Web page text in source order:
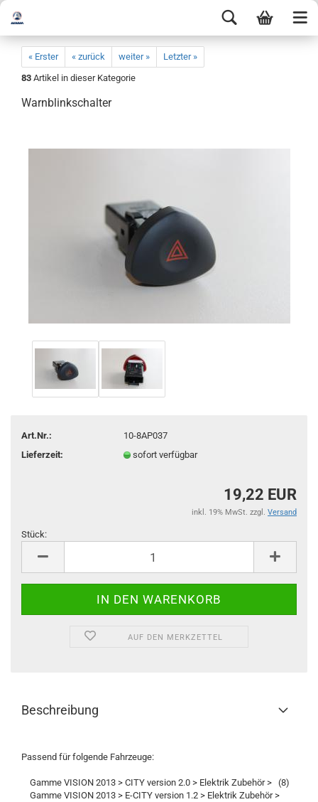
« Erster « zurück weiter »
Letzter »
83 Artikel in dieser Kategorie
Warnblinkschalter
Art.Nr.:
10-8AP037
Lieferzeit:
sofort verfügbar
19,22 EUR
inkl. 19% MwSt. zzgl. Versand
Stück:
AUF DEN MERKZETTEL
Beschreibung
Passend für folgende Fahrzeuge:
Gamme VISION 2013 > CITY version 2.0 > Elektrik Zubehör > (8)
Gamme VISION 2013 > E-CITY version 1.2 > Elektrik Zubehör >